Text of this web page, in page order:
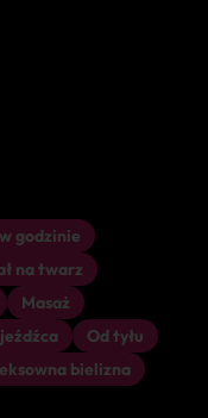
godzinie
na twarz
Masaż
Od tyłu
bielizna